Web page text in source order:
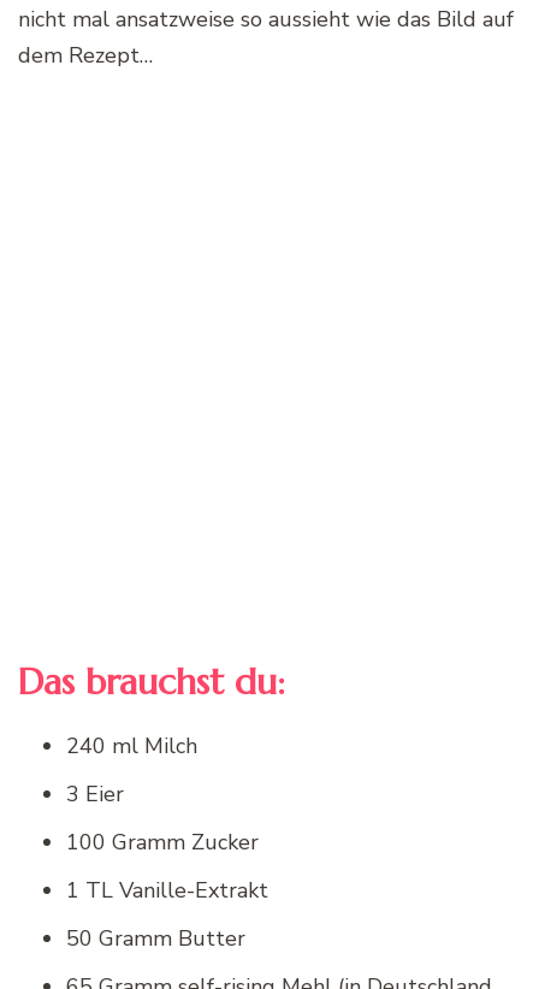
nicht mal ansatzweise so aussieht wie das Bild auf
dem Rezept…
Das brauchst du:
240 ml Milch
3 Eier
100 Gramm Zucker
1 TL Vanille-Extrakt
50 Gramm Butter